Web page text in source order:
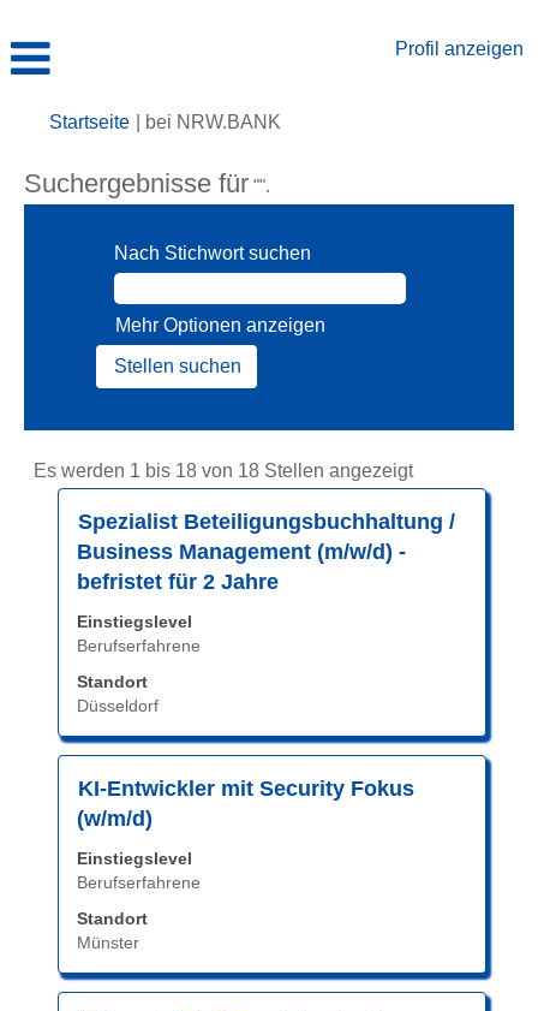
Profil anzeigen
Startseite bei NRW.BANK
Suchergebnisse für "".
Nach Stichwort suchen
Mehr Optionen anzeigen
Es werden 1 bis 18 von 18 Stellen angezeigt
für
"".
Stellen
angezeigt
Verwenden
Stellenliste
zu
Stellenbezeichnung
Spezialist Beteiligungsbuchhaltung /
Business Management (m/w/d) -
befristet für 2 Jahre
Einstiegslevel
Berufserfahrene
Standort
Düsseldorf
Drücken
Sie
die
um
die
Stelleninformationen
vollständig
Stellenbezeichnung
KI-Entwickler mit Security Fokus
(w/m/d)
Einstiegslevel
Berufserfahrene
Standort
Münster
Drücken
Sie
Leertaste,
um
die
Stelleninformationen
vollständig
anzuzeigen.